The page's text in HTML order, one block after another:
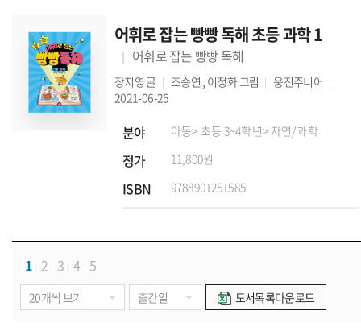
어휘로 잡는 빵빵 독해 초등 과학 1
어휘로 잡는 빵빵 독해
장지영 글 조승연 , 이정화그림
웅진주니어
2021-06-25
분야 아동> 초등 3~4학년> 자연/과학
정가 11,800원
ISBN 9788901251585
1 2 3 4 5
도서목록다운로드